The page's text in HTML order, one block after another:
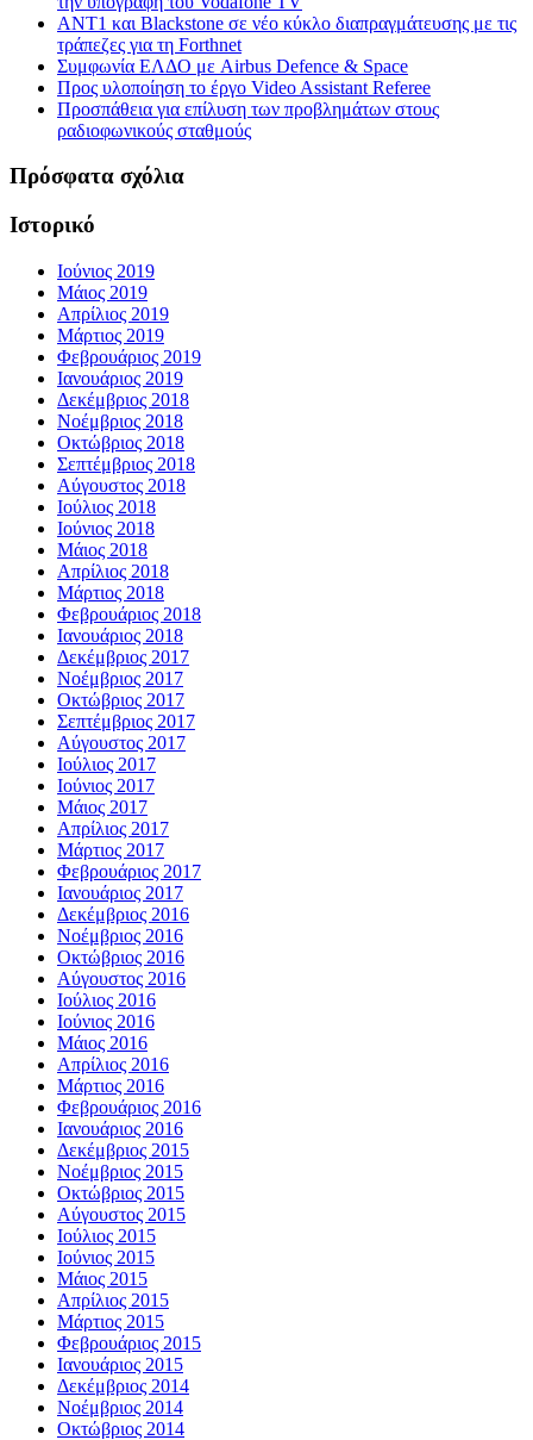
ΑΝΤ1 και Blackstone σε νέο κύκλο διαπραγμάτευσης με τις
τράπεζες για τη Forthnet
Συμφωνία ΕΛΔΟ με Airbus Defence & Space
Προς υλοποίηση το έργο Video Assistant Referee
Προσπάθεια για επίλυση των προβλημάτων στους
ραδιοφωνικούς σταθμούς
Πρόσφατα σχόλια
Ιστορικό
Ιούνιος 2019
Μάιος 2019
Απρίλιος 2019
Μάρτιος 2019
Φεβρουάριος 2019
Ιανουάριος 2019
Δεκέμβριος 2018
Νοέμβριος 2018
Οκτώβριος 2018
Σεπτέμβριος 2018
Αύγουστος 2018
Ιούλιος 2018
Ιούνιος 2018
Μάιος 2018
Απρίλιος 2018
Μάρτιος 2018
Φεβρουάριος 2018
Ιανουάριος 2018
Δεκέμβριος 2017
Νοέμβριος 2017
Οκτώβριος 2017
Σεπτέμβριος 2017
Αύγουστος 2017
Ιούλιος 2017
Ιούνιος 2017
Μάιος 2017
Απρίλιος 2017
Μάρτιος 2017
Φεβρουάριος 2017
Ιανουάριος 2017
Δεκέμβριος 2016
Νοέμβριος 2016
Οκτώβριος 2016
Αύγουστος 2016
Ιούλιος 2016
Ιούνιος 2016
Μάιος 2016
Απρίλιος 2016
Μάρτιος 2016
Φεβρουάριος 2016
Ιανουάριος 2016
Δεκέμβριος 2015
Νοέμβριος 2015
Οκτώβριος 2015
Αύγουστος 2015
Ιούλιος 2015
Ιούνιος 2015
Μάιος 2015
Απρίλιος 2015
Μάρτιος 2015
Φεβρουάριος 2015
Ιανουάριος 2015
Δεκέμβριος 2014
Νοέμβριος 2014
Οκτώβριος 2014